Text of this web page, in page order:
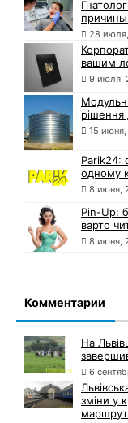
28
вашим
9 июля,
рішення
15
Parik24:
одному
8 июня,
Pin-Up:
варто
8 июня,
Комментарии
На
6
зміни у